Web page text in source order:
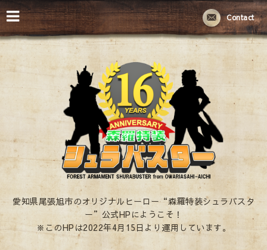
Contact
愛知県尾張旭市のオリジナルヒーロー“森羅特装シュラバスタ
ー”公式HPにようこそ！
※このHPは2022年4月15日より運用しています。